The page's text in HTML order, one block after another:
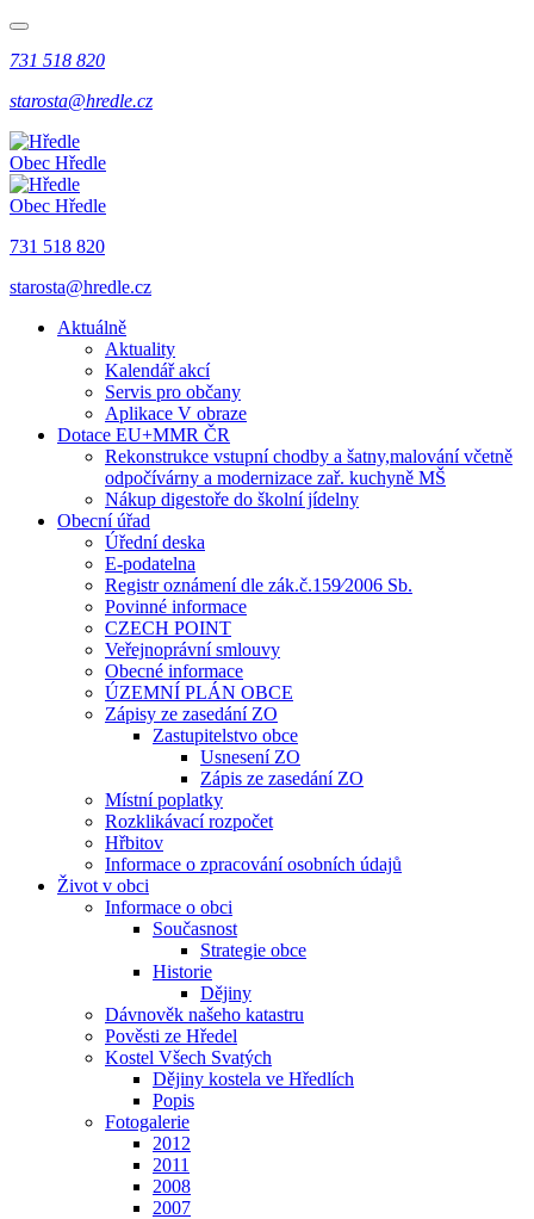
731 518 820
starosta@hredle.cz
Obec Hředle
Obec Hředle
731 518 820
starosta@hredle.cz
Aktuálně
Aktuality
Kalendář akcí
Servis pro občany
Aplikace V obraze
Dotace EU+MMR ČR
Rekonstrukce vstupní chodby a šatny,malování včetně
odpočívárny a modernizace zař. kuchyně MŠ
Nákup digestoře do školní jídelny
Obecní úřad
Úřední deska
E-podatelna
Registr oznámení dle zák.č.159⁄2006 Sb.
Povinné informace
CZECH POINT
Veřejnoprávní smlouvy
Obecné informace
ÚZEMNÍ PLÁN OBCE
Zápisy ze zasedání ZO
Zastupitelstvo obce
Usnesení ZO
Zápis ze zasedání ZO
Místní poplatky
Rozklikávací rozpočet
Hřbitov
Informace o zpracování osobních údajů
Život v obci
Informace o obci
Současnost
Strategie obce
Historie
Dějiny
Dávnověk našeho katastru
Pověsti ze Hředel
Kostel Všech Svatých
Dějiny kostela ve Hředlích
Popis
Fotogalerie
2012
2011
2008
2007